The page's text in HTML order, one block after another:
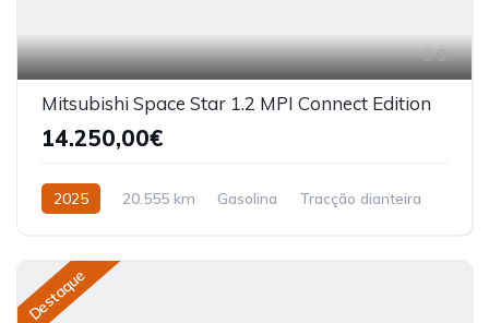
9
Mitsubishi Space Star 1.2 MPI Connect Edition
14.250,00€
2025 20.555 km Gasolina Tracção dianteira
Destaque